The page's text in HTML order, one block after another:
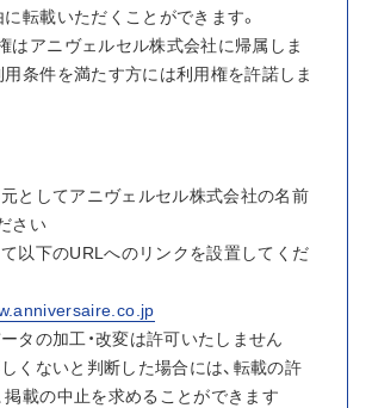
に転載いただくことができます。
はアニヴェルセル株式会社に帰属しま
用条件を満たす方には利用権を許諾しま
としてアニヴェルセル株式会社の名前
さい
以下のURLへのリンクを設置してくだ
タの加工・改変は許可いたしません
くないと判断した場合には、転載の許
掲載の中止を求めることができます